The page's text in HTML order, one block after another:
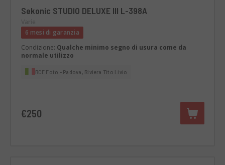
Sekonic STUDIO DELUXE III L-398A
6 mesi di garanzia
Condizione: Qualche minimo segno di usura come da
normale utilizzo
RCE Foto - Padova, Riviera Tito Livio
€250